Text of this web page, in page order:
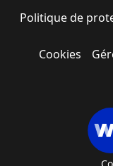
Politique de
Cookies